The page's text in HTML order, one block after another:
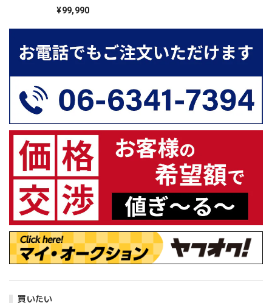
買いたい
¥99,990